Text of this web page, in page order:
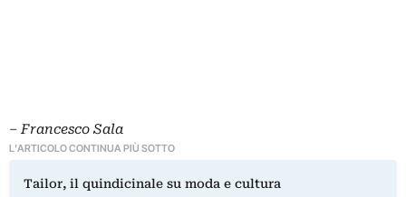
– Francesco Sala
L'ARTICOLO CONTINUA PIÙ SOTTO
Tailor, il quindicinale su moda e cultura